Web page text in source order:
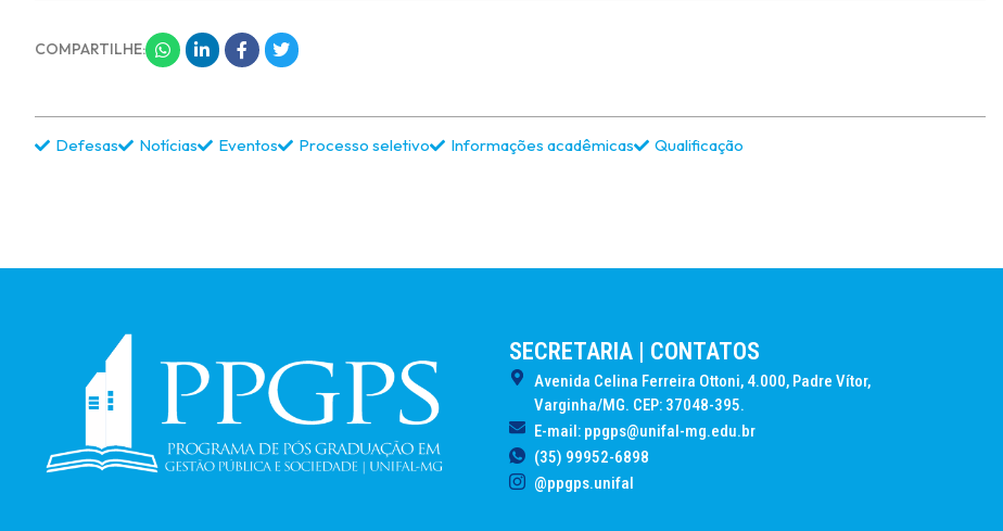
COMPARTILHE:
Defesas Notícias Eventos Processo seletivo Informações acadêmicas Qualificação
SECRETARIA | CONTATOS
Avenida Celina Ferreira Ottoni, 4.000, Padre Vítor,
Varginha/MG. CEP: 37048-395.
E-mail: ppgps@unifal-mg.edu.br
(35) 99952-6898
@ppgps.unifal